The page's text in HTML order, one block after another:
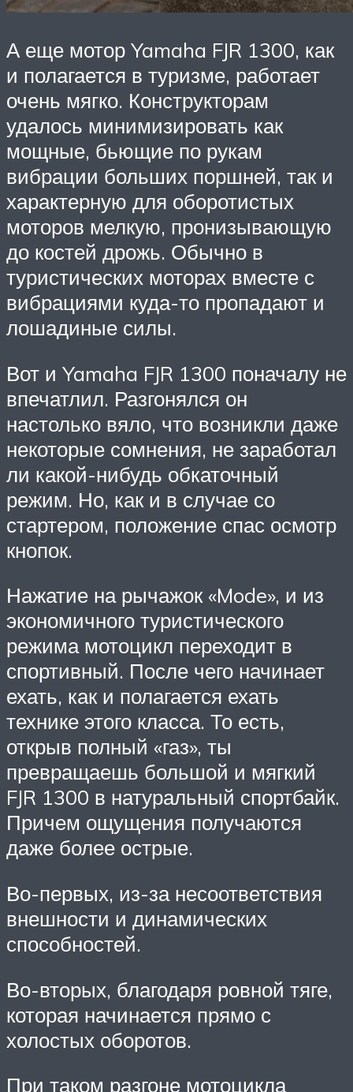
А еще мотор Yamaha FJR 1300, как
и полагается в туризме, работает
очень мягко. Конструкторам
удалось минимизировать как
мощные, бьющие по рукам
вибрации больших поршней, так и
характерную для оборотистых
моторов мелкую, пронизывающую
до костей дрожь. Обычно в
туристических моторах вместе с
вибрациями куда-то пропадают и
лошадиные силы.
Вот и Yamaha FJR 1300 поначалу не
впечатлил. Разгонялся он
настолько вяло, что возникли даже
некоторые сомнения, не заработал
ли какой-нибудь обкаточный
режим. Но, как и в случае со
стартером, положение спас осмотр
кнопок.
Нажатие на рычажок «Mode», и из
экономичного туристического
режима мотоцикл переходит в
спортивный. После чего начинает
ехать, как и полагается ехать
технике этого класса. То есть,
открыв полный «газ», ты
превращаешь большой и мягкий
FJR 1300 в натуральный спортбайк.
Причем ощущения получаются
даже более острые.
Во-первых, из-за несоответствия
внешности и динамических
способностей.
Во-вторых, благодаря ровной тяге,
которая начинается прямо с
холостых оборотов.
При таком разгоне мотоцикла